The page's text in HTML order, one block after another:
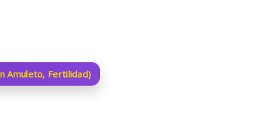
Amuleto, Fertilidad)